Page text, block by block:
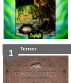
1 Terrier